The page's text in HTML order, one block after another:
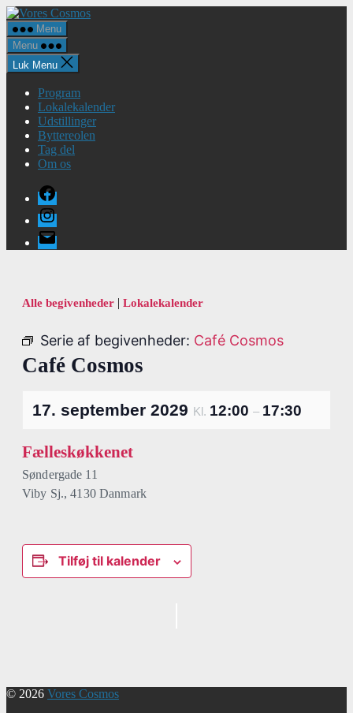
Spring
til
indholdet
Vores
Menu
Menu
Luk Menu
Program
Lokalekalender
Udstillinger
Byttereolen
Tag del
Om os
Facebook
Instagram
E-
mail
Alle begivenheder | Lokalekalender
Serie af begivenheder: Café Cosmos
Café Cosmos
17. september 2029 Kl. 12:00 – 17:30
Fælleskøkkenet
Søndergade 11
Viby Sj., 4130 Danmark
Tilføj til kalender
© 2026 Vores Cosmos